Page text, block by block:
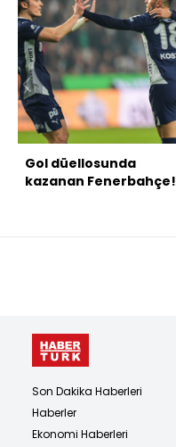
Gol düellosunda
kazanan Fenerbahçe!
Son Dakika Haberleri
Haberler
Ekonomi Haberleri